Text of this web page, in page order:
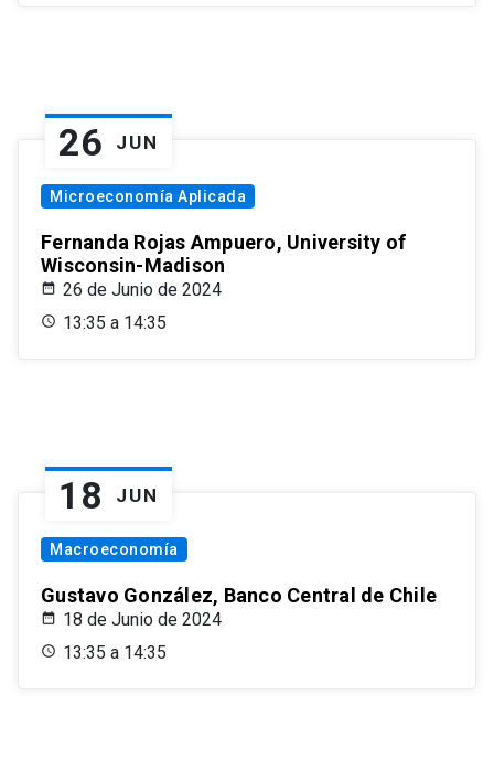
26 JUN
Microeconomía Aplicada
Fernanda Rojas Ampuero, University of
Wisconsin-Madison
26 de Junio de 2024
13:35 a 14:35
18 JUN
Macroeconomía
Gustavo González, Banco Central de Chile
18 de Junio de 2024
13:35 a 14:35